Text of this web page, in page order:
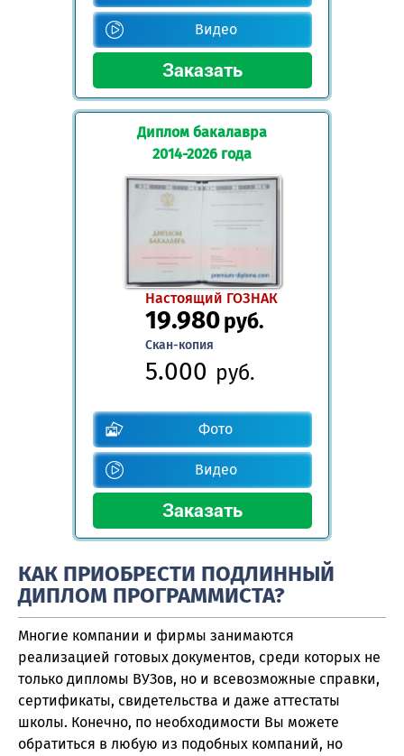
Видео
Диплом бакалавра
2014-2026 года
Настоящий ГОЗНАК
19.980руб.
Скан-копия
5.000 руб.
Фото
Видео
КАК ПРИОБРЕСТИ ПОДЛИННЫЙ
ДИПЛОМ ПРОГРАММИСТА?
Многие компании и фирмы занимаются
реализацией готовых документов, среди которых не
только дипломы ВУЗов, но и всевозможные справки,
сертификаты, свидетельства и даже аттестаты
школы. Конечно, по необходимости Вы можете
обратиться в любую из подобных компаний, но